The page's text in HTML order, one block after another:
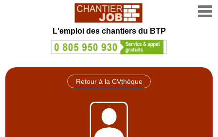
L'emploi des chantiers du BTP
Retour à la CVthèque